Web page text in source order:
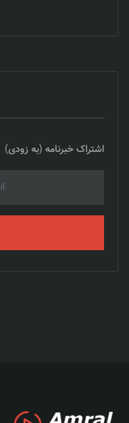
اشتراک خبرنامه (به زودی)